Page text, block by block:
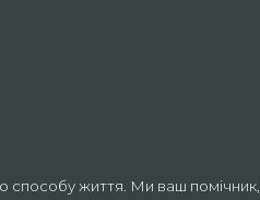
способу життя. Ми ваш помічник,